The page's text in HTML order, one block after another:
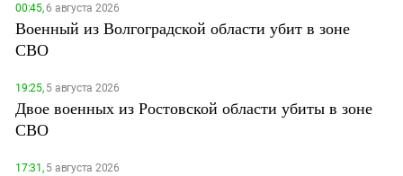
00:45,6 августа 2026
Военный из Волгоградской области убит в зоне
СВО
19:25,5 августа 2026
Двое военных из Ростовской области убиты в зоне
СВО
17:31,5 августа 2026